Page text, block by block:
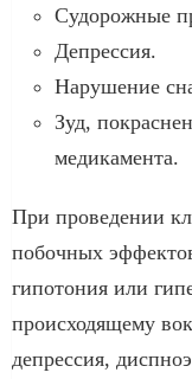
Судорожные
Депрессия.
Нарушение
Зуд,
медикамента.
При проведении
побочных
гипотония или
происходящему
депрессия,